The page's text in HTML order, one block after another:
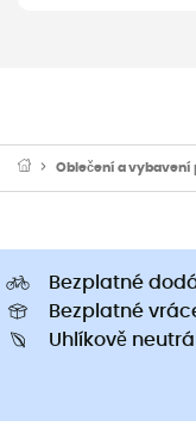
Oblečení a vybavení
Bezplatné
Bezplatné
Uhlíkově